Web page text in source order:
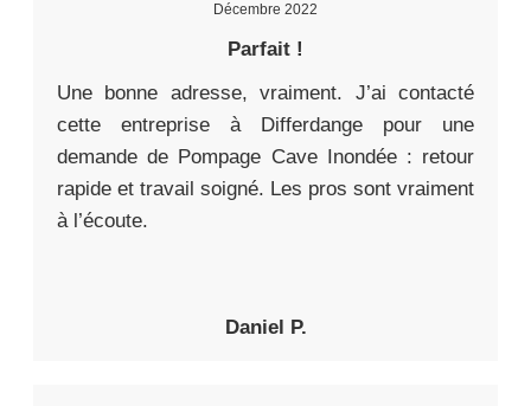
Décembre 2022
Parfait !
Une bonne adresse, vraiment. J’ai contacté
cette entreprise à Differdange pour une
demande de Pompage Cave Inondée : retour
rapide et travail soigné. Les pros sont vraiment
à l’écoute.
Daniel P.